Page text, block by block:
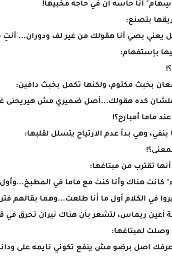
"سِهام" أنا حاسه أن في حاجه مخبيها!
بتصنع:
بصي أنا هقولك من غير لف ودوران... أنتِ
بإستفهام:
بخبث مكتوم، ولكنها تكمل بخبث دافين:
علشان كده هقولك...أصل ضميري مش هيريحنى
ماما أمبارح؟!
وهي بدأ عدم الارتياح يتسلل لقلبها:
تقترب من مبتاغها:
كانت هناك وأنا كنت مع ماما في
في الكلام أول ما أنا طلعت...وهما بقالهم
أعين ريماس، لتشعر بأن هناك نيران تحرق في
وصلت لمبتاغها:
اصل برضو مش ينفع تكوني نايمه على